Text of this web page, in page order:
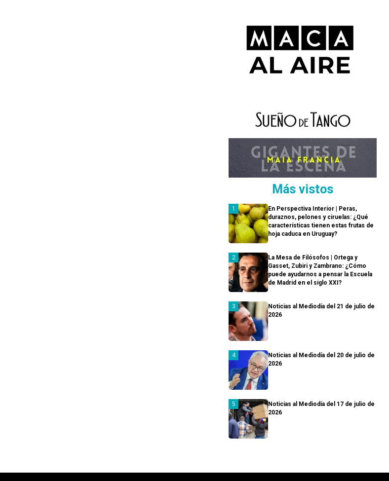
Más vistos
En Perspectiva Interior | Peras,
duraznos, pelones y ciruelas: ¿Qué
características tienen estas frutas de
hoja caduca en Uruguay?
La Mesa de Filósofos | Ortega y
Gasset, Zubiri y Zambrano: ¿Cómo
puede ayudarnos a pensar la Escuela
de Madrid en el siglo XXI?
Noticias al Mediodía del 21 de julio de
2026
Noticias al Mediodía del 20 de julio de
2026
Noticias al Mediodía del 17 de julio de
2026